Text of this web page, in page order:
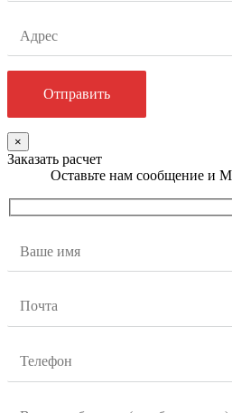
×
Заказать расчет
Оставьте нам сообщение и